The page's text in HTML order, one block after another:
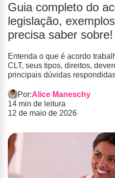
Guia completo do
legislação,
precisa saber sobre!
Entenda o que é acordo
CLT, seus tipos, direitos,
principais dúvidas
Por:Alice Maneschy
14 min de leitura
12 de maio de 2026